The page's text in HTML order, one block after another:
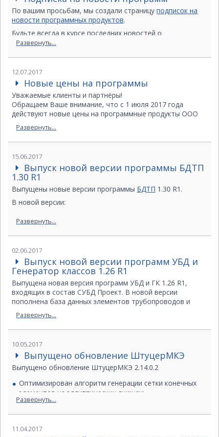
По вашим просьбам, мы создали страницу подписок на
новости программных продуктов.
Будьте всегда в курсе последних новостей о
мероприятиях, вебинарах, статьях, учебных курсах, и о
Развернуть...
12.07.2017
Новые цены на программы
Уважаемые клиенты и партнёры!
Обращаем Ваше внимание, что с 1 июля 2017 года
действуют новые цены на программные продукты ООО
"НТП Трубопровод". Поставки будут производиться
только по новым ценам.
Ознакомиться с новыми ценами Вы можете, заполнив
Развернуть...
15.06.2017
Выпуск новой версии программы БДТП
1.30 R1
Выпущены новые версии программы БДТП 1.30 R1.
В новой версии:
Внесена информация о категорировании
трубопроводов по ТР ТС 032/2013.
деталей согласно ГОСТ 32569-213.
В ВТ добавлена информация о давлении испытания на
герметичность.
В ВТ добавлена информация о рабочих условиях и
исключена характеристика «Температура
окружающего воздуха для трубопроводов на
открытом воздухе».
среды В согласно ГОСТ 32569-213.
В ВР в разделах, касающихся сварных соединений, при
формировании данных типоразмеров (столбец
«Типоразмер») учитываются лишь толщины труб,
толщины деталей из рассмотрения исключены.
Добавлено установление значения по умолчанию
«гидравлический» для параметра участка «Способ
Развернуть...
02.06.2017
Выпуск новой версии программ УБД и
Генератор классов 1.26 R1
Выпущена новая версия программ УБД и ГК 1.26 R1,
входящих в состав СУБД Проект. В новой версии
пополнена база данных элементов трубопроводов и
внесены изменения в правила отбора в класс
дополнительных фланцев.
Развернуть...
10.05.2017
Выпущено обновление ШтуцерМКЭ
Выпущено обновление ШтуцерМКЭ 2.14.0.2
Оптимизирован алгоритм генерации сетки конечных
элементов на эллиптических днищах;
обслуживании, рекомендуется установить данную
Развернуть...
11.04.2017